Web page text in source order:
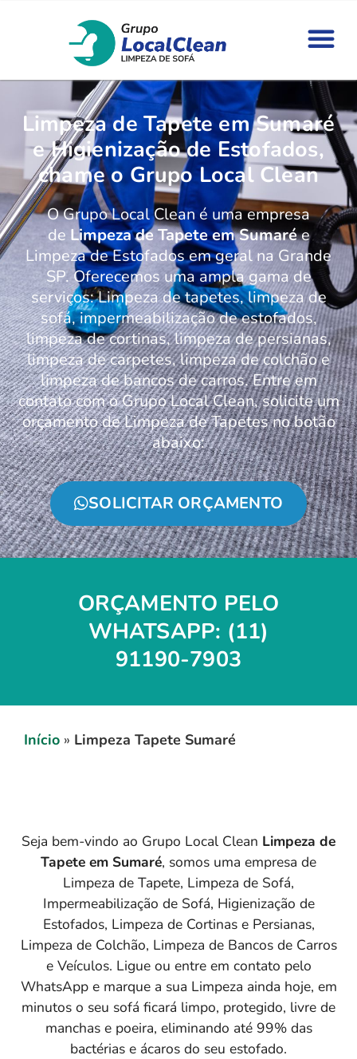
Limpeza de Tapete em Sumaré
e Higienização de Estofados,
chame o Grupo Local Clean
O Grupo Local Clean é uma empresa
de Limpeza de Tapete em Sumarée
Limpeza de Estofados em geral na Grande
SP. Oferecemos uma ampla gama de
serviços: Limpeza de tapetes, limpeza de
sofá, impermeabilização de estofados,
limpeza de cortinas, limpeza de persianas,
limpeza de carpetes, limpeza de colchão e
limpeza de bancos de carros. Entre em
contato com o Grupo Local Clean, solicite um
orçamento de Limpeza de Tapetes no botão
abaixo:
SOLICITAR ORÇAMENTO
ORÇAMENTO PELO
WHATSAPP: (11)
91190-7903
Início » Limpeza Tapete Sumaré
Seja bem-vindo ao Grupo Local Clean Limpeza de
Tapete em Sumaré, somos uma empresa de
Limpeza de Tapete, Limpeza de Sofá,
Impermeabilização de Sofá, Higienização de
Estofados, Limpeza de Cortinas e Persianas,
Limpeza de Colchão, Limpeza de Bancos de Carros
e Veículos. Ligue ou entre em contato pelo
WhatsApp e marque a sua Limpeza ainda hoje, em
minutos o seu sofá ficará limpo, protegido, livre de
manchas e poeira, eliminando até 99% das
bactérias e ácaros do seu estofado.